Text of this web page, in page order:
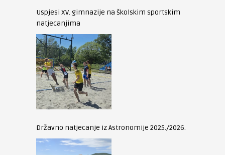
Uspjesi XV. gimnazije na školskim sportskim
natjecanjima
Državno natjecanje iz Astronomije 2025./2026.